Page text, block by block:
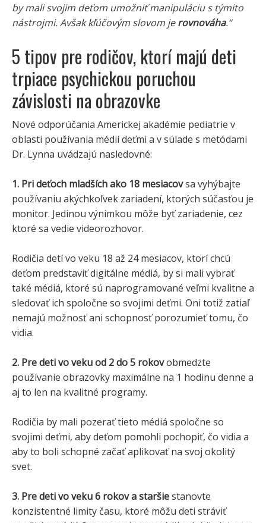
by mali svojim deťom umožniť manipuláciu s týmito
nástrojmi. Avšak kľúčovým slovom jerovnováha.“
5 tipov pre rodičov, ktorí majú deti
trpiace psychickou poruchou
závislosti na obrazovke
Nové odporúčania Americkej akadémie pediatrie v
oblasti používania médií deťmi a v súlade s metódami
Dr. Lynna uvádzajú nasledovné:
1. Pri deťoch mladších ako 18 mesiacovsa vyhýbajte
používaniu akýchkoľvek zariadení, ktorých súčasťou je
monitor. Jedinou výnimkou môže byť zariadenie, cez
ktoré sa vedie videorozhovor.
Rodičia detí vo veku 18 až 24 mesiacov, ktorí chcú
deťom predstaviť digitálne médiá, by si mali vybrať
také médiá, ktoré sú naprogramované veľmi kvalitne a
sledovať ich spoločne so svojimi deťmi. Oni totiž zatiaľ
nemajú možnosť ani schopnosť porozumieť tomu, čo
vidia.
2. Pre deti vo veku od 2 do 5 rokovobmedzte
používanie obrazovky maximálne na 1 hodinu denne a
aj to len na kvalitné programy.
Rodičia by mali pozerať tieto médiá spoločne so
svojimi deťmi, aby deťom pomohli pochopiť, čo vidia a
aby to boli schopné začať aplikovať na svoj okolitý
svet.
3. Pre deti vo veku 6 rokov a staršiestanovte
konzistentné limity času, ktoré môžu deti stráviť